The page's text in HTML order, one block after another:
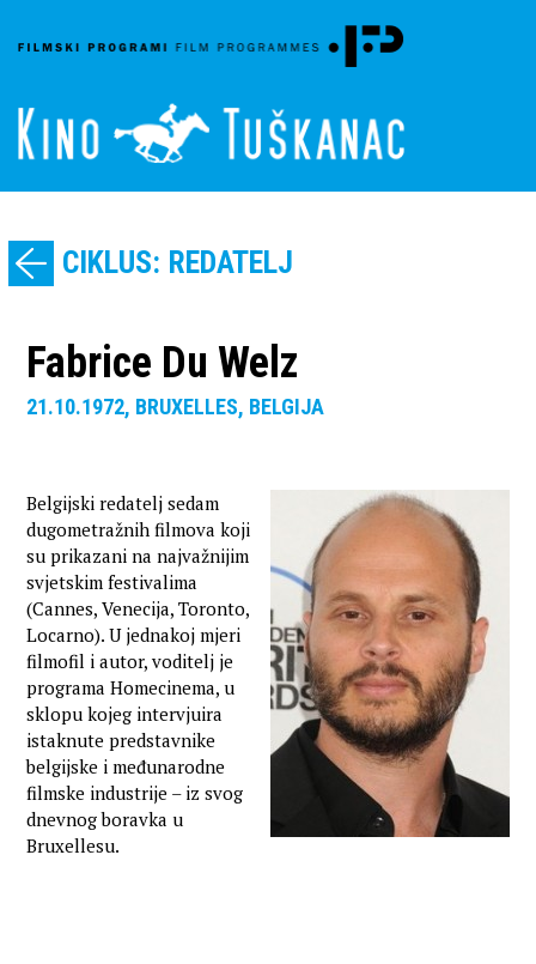
CIKLUS: REDATELJ
Fabrice Du Welz
21.10.1972, BRUXELLES, BELGIJA
Belgijski redatelj sedam
dugometražnih filmova koji
su prikazani na najvažnijim
svjetskim festivalima
(Cannes, Venecija, Toronto,
Locarno). U jednakoj mjeri
filmofil i autor, voditelj je
programa Homecinema, u
sklopu kojeg intervjuira
istaknute predstavnike
belgijske i međunarodne
filmske industrije – iz svog
dnevnog boravka u
Bruxellesu.